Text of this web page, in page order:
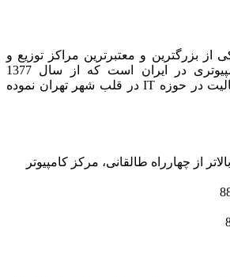
از بزرگترین و معتبرترین مراکز توزیع و
فروش محصولات کامپیوتری در ایران است که از سال 1377
تاسیس و شروع به فعالیت در حوزه IT در قلب شهر تهران نموده
از چهارراه طالقانی، مرکز کامپیوتر